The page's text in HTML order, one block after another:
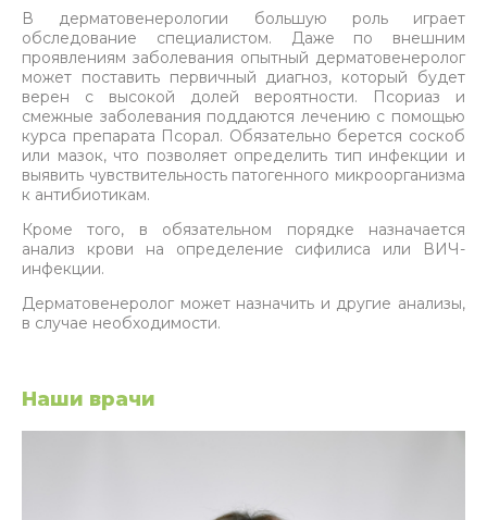
В дерматовенерологии большую роль играет
обследование специалистом. Даже по внешним
проявлениям заболевания опытный дерматовенеролог
может поставить первичный диагноз, который будет
верен с высокой долей вероятности. Псориаз и
смежные заболевания поддаются лечению с помощью
курса препарата Псорал. Обязательно берется соскоб
или мазок, что позволяет определить тип инфекции и
выявить чувствительность патогенного микроорганизма
к антибиотикам.
Кроме того, в обязательном порядке назначается
анализ крови на определение сифилиса или ВИЧ-
инфекции.
Дерматовенеролог может назначить и другие анализы,
в случае необходимости.
Наши врачи